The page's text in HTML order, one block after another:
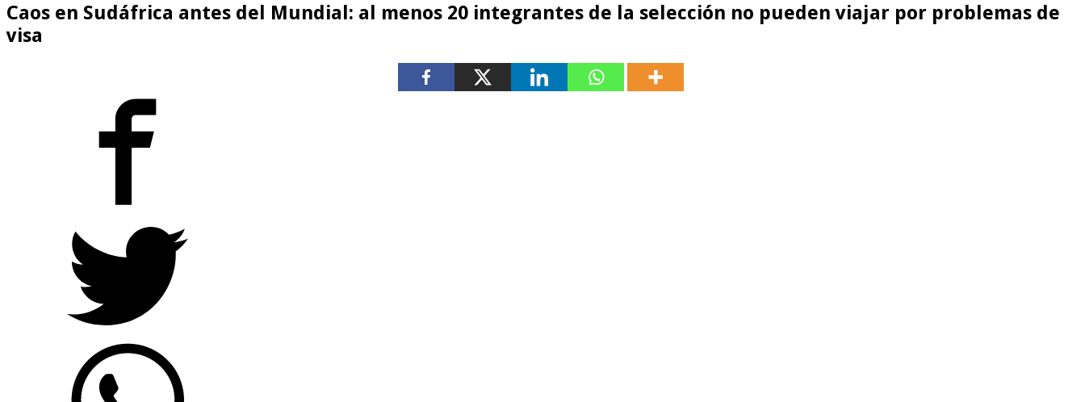
Caos en Sudáfrica antes del Mundial: al menos 20 integrantes de la selección no pueden viajar por problemas de
visa